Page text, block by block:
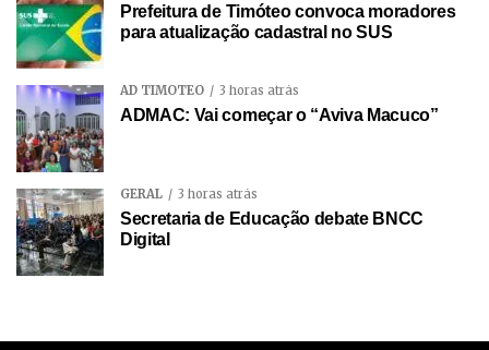
Prefeitura de Timóteo convoca moradores
para atualização cadastral no SUS
AD TIMÓTEO 3 horas atrás
ADMAC: Vai começar o “Aviva Macuco”
GERAL 3 horas atrás
Secretaria de Educação debate BNCC
Digital